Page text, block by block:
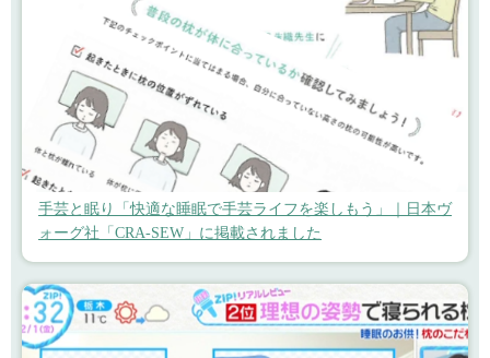
手芸と眠り「快適な睡眠で手芸ライフを楽しもう」｜日本ヴ
ォーグ社「CRA-SEW」に掲載されました